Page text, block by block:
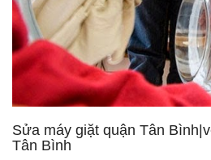
Sửa máy giặt quận Tân
Tân Bình